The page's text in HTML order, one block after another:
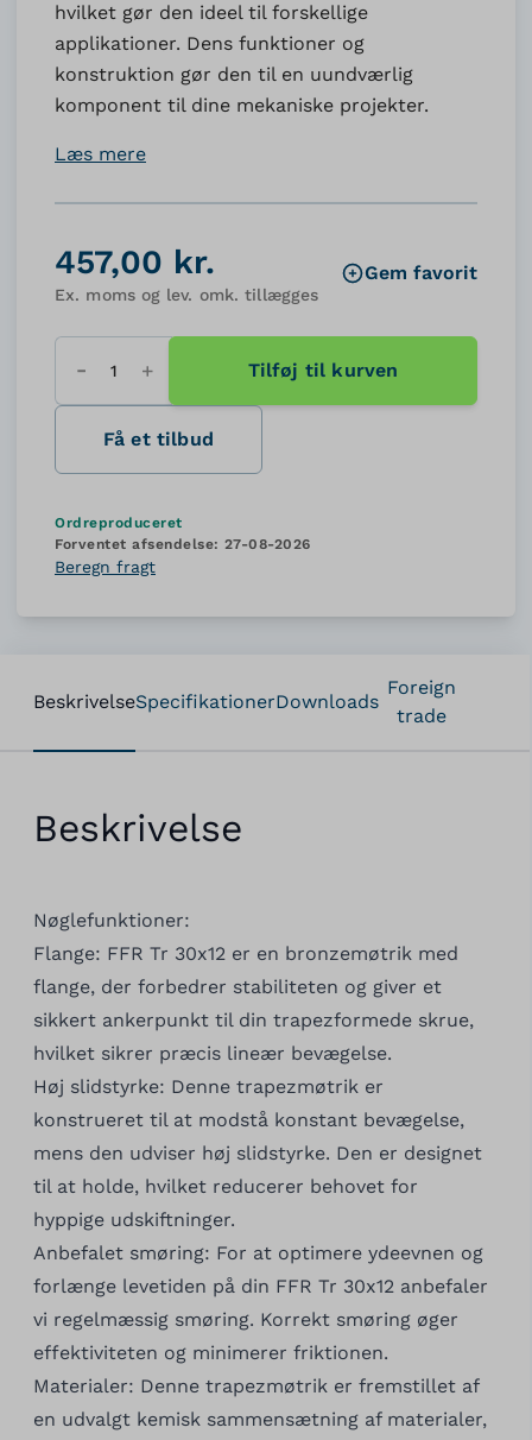
hvilket gør den ideel til forskellige
applikationer. Dens funktioner og
konstruktion gør den til en uundværlig
komponent til dine mekaniske projekter.
Læs mere
457,00 kr.
Ex. moms og lev. omk. tillægges
Gem favorit
Antal Tilføj til kurven
Få et tilbud
Ordreproduceret
Forventet afsendelse: 27-08-2026
Beregn fragt
BeskrivelseSpecifikationerDownloads
Foreign
trade
Beskrivelse
Nøglefunktioner:
Flange: FFR Tr 30x12 er en bronzemøtrik med
flange, der forbedrer stabiliteten og giver et
sikkert ankerpunkt til din trapezformede skrue,
hvilket sikrer præcis lineær bevægelse.
Høj slidstyrke: Denne trapezmøtrik er
konstrueret til at modstå konstant bevægelse,
mens den udviser høj slidstyrke. Den er designet
til at holde, hvilket reducerer behovet for
hyppige udskiftninger.
Anbefalet smøring: For at optimere ydeevnen og
forlænge levetiden på din FFR Tr 30x12 anbefaler
vi regelmæssig smøring. Korrekt smøring øger
effektiviteten og minimerer friktionen.
Materialer: Denne trapezmøtrik er fremstillet af
en udvalgt kemisk sammensætning af materialer,